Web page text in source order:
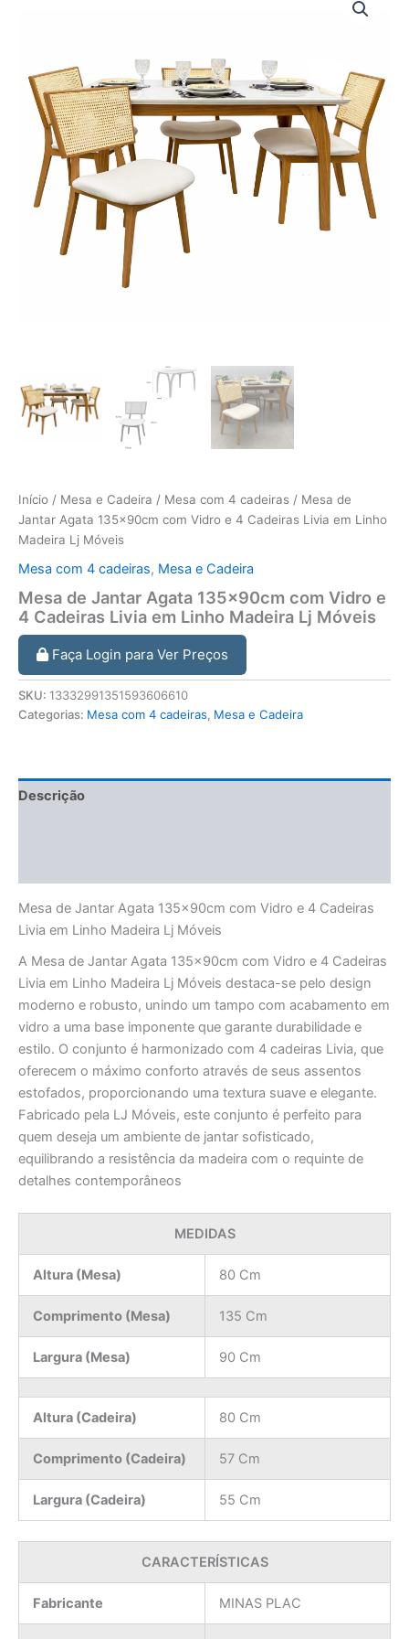
Início / Mesa e Cadeira / Mesa com 4 cadeiras / Mesa de
Jantar Agata 135x90cm com Vidro e 4 Cadeiras Livia em Linho
Madeira Lj Móveis
Mesa com 4 cadeiras, Mesa e Cadeira
Mesa de Jantar Agata 135x90cm com Vidro e
4 Cadeiras Livia em Linho Madeira Lj Móveis
Faça Login para Ver Preços
SKU: 13332991351593606610
Categorias: Mesa com 4 cadeiras, Mesa e Cadeira
Descrição
Mesa de Jantar Agata 135x90cm com Vidro e 4 Cadeiras
Livia em Linho Madeira Lj Móveis
A Mesa de Jantar Agata 135x90cm com Vidro e 4 Cadeiras
Livia em Linho Madeira Lj Móveis destaca-se pelo design
moderno e robusto, unindo um tampo com acabamento em
vidro a uma base imponente que garante durabilidade e
estilo. O conjunto é harmonizado com 4 cadeiras Livia, que
oferecem o máximo conforto através de seus assentos
estofados, proporcionando uma textura suave e elegante.
Fabricado pela LJ Móveis, este conjunto é perfeito para
quem deseja um ambiente de jantar sofisticado,
equilibrando a resistência da madeira com o requinte de
detalhes contemporâneos
MEDIDAS
Altura (Mesa) 80 Cm
Comprimento (Mesa) 135 Cm
Largura (Mesa) 90 Cm
Altura (Cadeira) 80 Cm
Comprimento (Cadeira) 57 Cm
Largura (Cadeira) 55 Cm
CARACTERÍSTICAS
Fabricante MINAS PLAC